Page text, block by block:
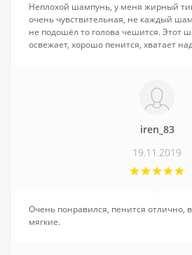
Неплохой шампунь, у меня жирный
очень чувствительная, не каждый
не подошёл то голова чешится. Этот
освежает, хорошо пенится, хватает
iren_83
19.11.2019
Очень понравился, пенится отлично,
мягкие.